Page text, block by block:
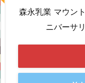
森永乳業 マウン
ニバーサ